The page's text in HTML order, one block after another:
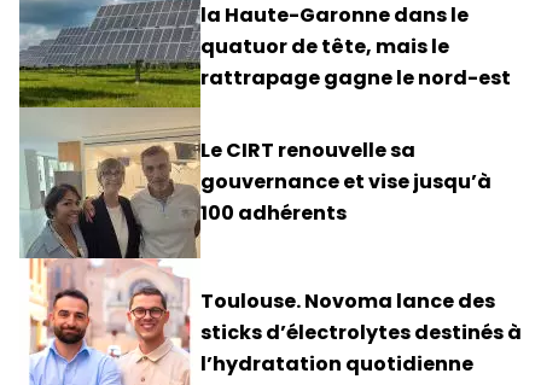
la Haute-Garonne dans le
quatuor de tête, mais le
rattrapage gagne le nord-est
Le CIRT renouvelle sa
gouvernance et vise jusqu’à
100 adhérents
Toulouse. Novoma lance des
sticks d’électrolytes destinés à
l’hydratation quotidienne